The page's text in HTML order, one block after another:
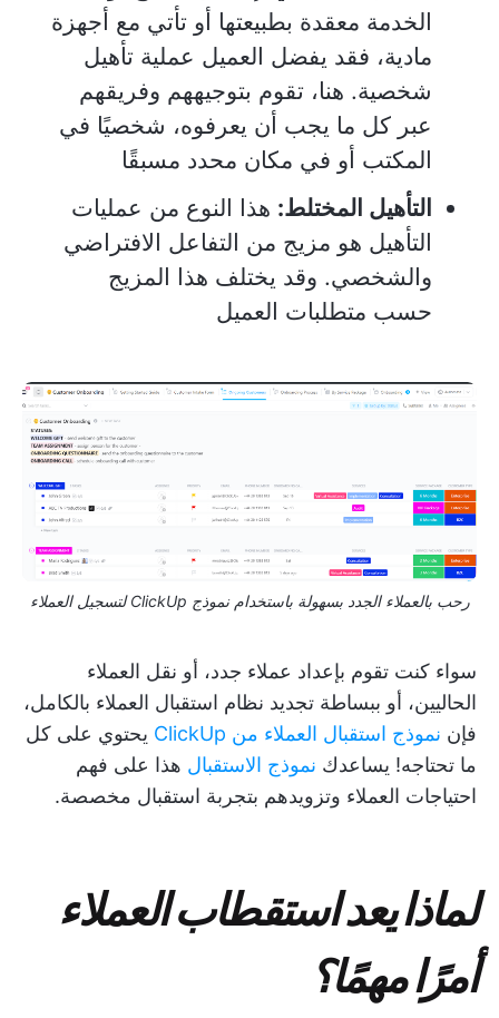
الخدمة معقدة بطبيعتها أو تأتي مع أجهزة
مادية، فقد يفضل العميل عملية تأهيل
شخصية. هنا، تقوم بتوجيههم وفريقهم
عبر كل ما يجب أن يعرفوه، شخصيًا في
المكتب أو في مكان محدد مسبقًا
التأهيل المختلط: هذا النوع من عمليات
التأهيل هو مزيج من التفاعل الافتراضي
والشخصي. وقد يختلف هذا المزيج
حسب متطلبات العميل
رحب بالعملاء الجدد بسهولة باستخدام نموذج ClickUp لتسجيل العملاء
سواء كنت تقوم بإعداد عملاء جدد، أو نقل العملاء
الحاليين، أو ببساطة تجديد نظام استقبال العملاء بالكامل،
فإن نموذج استقبال العملاء من ClickUp
يحتوي على كل
ما تحتاجه! يساعدك نموذج الاستقبال هذا على فهم
احتياجات العملاء وتزويدهم بتجربة استقبال مخصصة.
لماذا يعد استقطاب العملاء
أمرًا مهمًا؟